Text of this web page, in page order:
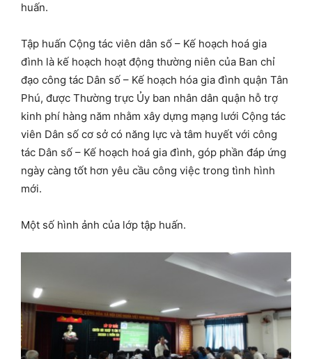
huấn.
Tập huấn Cộng tác viên dân số – Kế hoạch hoá gia
đình là kế hoạch hoạt động thường niên của Ban chỉ
đạo công tác Dân số – Kế hoạch hóa gia đình quận Tân
Phú, được Thường trực Ủy ban nhân dân quận hỗ trợ
kinh phí hàng năm nhằm xây dựng mạng lưới Cộng tác
viên Dân số cơ sở có năng lực và tâm huyết với công
tác Dân số – Kế hoạch hoá gia đình, góp phần đáp ứng
ngày càng tốt hơn yêu cầu công việc trong tình hình
mới.
Một số hình ảnh của lớp tập huấn.